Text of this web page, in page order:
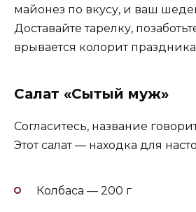
майонез по вкусу, и ваш
Доставайте тарелку,
врывается колорит
Салат «Сытый муж»
Согласитесь, название
Этот салат — находка для
Колбаса — 200 г